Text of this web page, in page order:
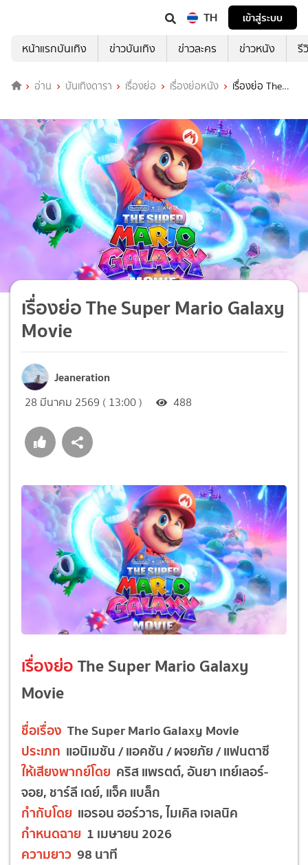
TH
เข้าสู่ระบบ
หน้าแรกบันเทิง
ข่าวบันเทิง ข่าวละคร ข่าวหนัง รี
อ่าน บันเทิงดารา เรื่องย่อ เรื่องย่อหนัง
เรื่องย่อ The
เรื่องย่อ The Super Mario Galaxy
Movie
Jeaneration
28 มีนาคม 2569 ( 13:00 ) 488
เรื่องย่อThe Super Mario Galaxy
Movie
ชื่อเรื่อง The Super Mario Galaxy Movie
ประเภท แอนิเมชัน / แอคชัน / ผจยภัย / แฟนตาซี
ให้เสียงพากย์โดย คริส แพรตต์, อันยา เทย์เลอร์-
จอย, ชาร์ลี เดย์, แจ็ค แบล็ก
กำกับโดย แอรอน ฮอร์วาธ, ไมเคิล เจเลนิค
กำหนดฉาย 1 เมษายน 2026
ความยาว 98 นาที